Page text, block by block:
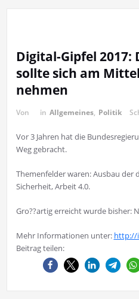
Digital-Gipfel 2017:
sollte sich am
nehmen
Von in Allgemeines, Politik
Vor 3 Jahren hat die
Weg gebracht.
Themenfelder waren: Ausbau der
Sicherheit, Arbeit 4.0.
Gro??artig erreicht wurde bisher:
Mehr Informationen unter: http://
Beitrag teilen: